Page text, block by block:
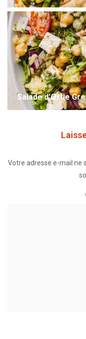
Salade d’Ortie
Votre adresse e-mail ne